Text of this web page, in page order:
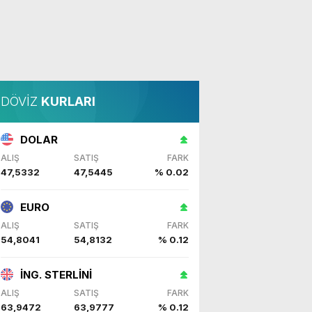
DÖVİZ KURLARI
DOLAR
ALIŞ SATIŞ FARK
47,5332 47,5445 % 0.02
EURO
ALIŞ SATIŞ FARK
54,8041 54,8132 % 0.12
İNG. STERLİNİ
ALIŞ SATIŞ FARK
63,9472 63,9777 % 0.12